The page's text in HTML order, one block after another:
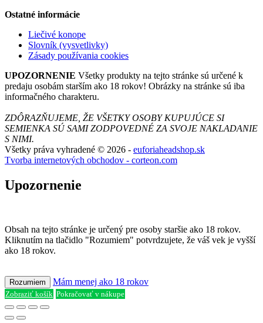
Ostatné informácie
Liečivé konope
Slovník (vysvetlivky)
Zásady používania cookies
UPOZORNENIE Všetky produkty na tejto stránke sú určené k
predaju osobám starším ako 18 rokov! Obrázky na stránke sú iba
informačného charakteru.
ZDÔRAZŇUJEME, ŽE VŠETKY OSOBY KUPUJÚCE SI
SEMIENKA SÚ SAMI ZODPOVEDNÉ ZA SVOJE NAKLADANIE
S NIMI.
Všetky práva vyhradené © 2026 - euforiaheadshop.sk
Tvorba internetových obchodov - corteon.com
Upozornenie
Obsah na tejto stránke je určený pre osoby staršie ako 18 rokov.
Kliknutím na tlačidlo "Rozumiem" potvrdzujete, že váš vek je vyšší
ako 18 rokov.
Rozumiem Mám menej ako 18 rokov
Zobraziť košík Pokračovať v nákupe